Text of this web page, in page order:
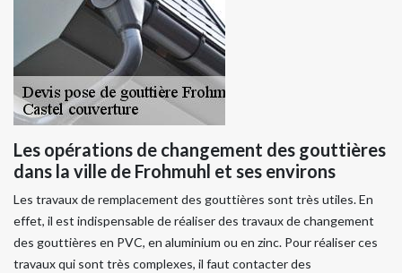
Les opérations de changement des gouttières
dans la ville de Frohmuhl et ses environs
Les travaux de remplacement des gouttières sont très utiles. En
effet, il est indispensable de réaliser des travaux de changement
des gouttières en PVC, en aluminium ou en zinc. Pour réaliser ces
travaux qui sont très complexes, il faut contacter des